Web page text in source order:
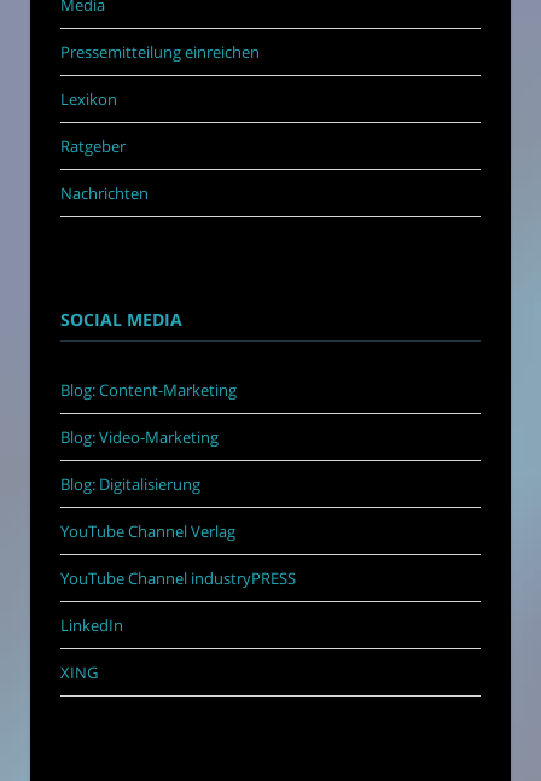
Media
Pressemitteilung einreichen
Lexikon
Ratgeber
Nachrichten
SOCIAL MEDIA
Blog: Content-Marketing
Blog: Video-Marketing
Blog: Digitalisierung
YouTube Channel Verlag
YouTube Channel industryPRESS
LinkedIn
XING